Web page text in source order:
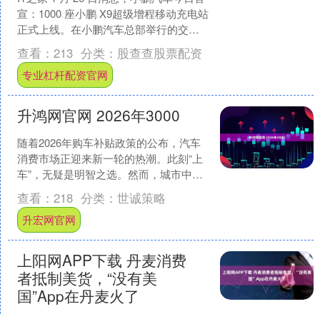
宣：1000 座小鹏 X9超级增程移动充电站
正式上线。在小鹏汽车总部举行的交付
仪式上，10 位车主代表接过 V2V....
查看： 213 分类： 股查查股票配资
专业杠杆配资官网
升鸿网官网 2026年3000
随着2026年购车补贴政策的公布，汽车
消费市场正迎来新一轮的热潮。此刻“上
车”，无疑是明智之选。然而，城市中的
飞沙走石、意外的细微刮擦……准备消
磨座驾最初的惊艳....
查看： 218 分类： 世诚策略
升宏网官网
上阳网APP下载 丹麦消费
者抵制美货，“没有美
国”App在丹麦火了